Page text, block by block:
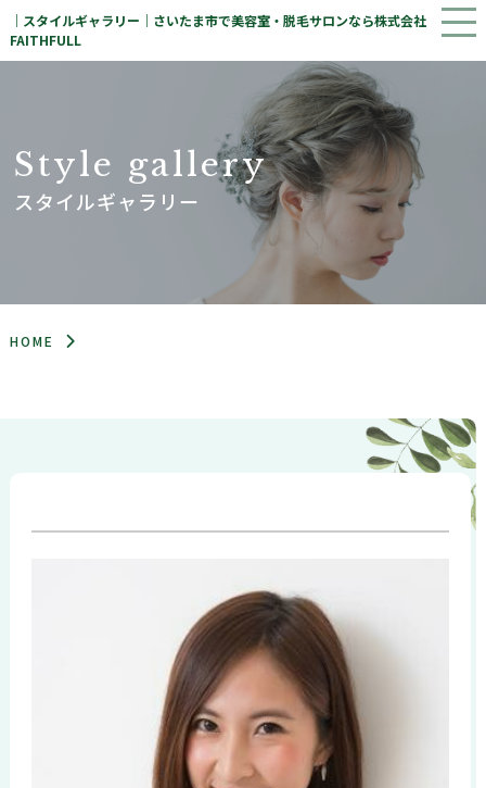
｜スタイルギャラリー｜さいたま市で美容室・脱毛サロンなら株式会社
FAITHFULL
Style gallery
スタイルギャラリー
HOME